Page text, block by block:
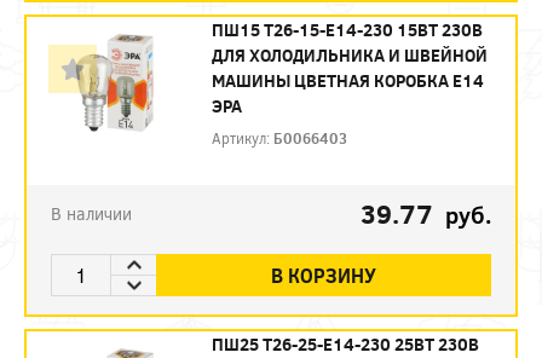
ПШ15 T26-15-E14-230 15ВТ 230В
ДЛЯ ХОЛОДИЛЬНИКА И ШВЕЙНОЙ
МАШИНЫ ЦВЕТНАЯ КОРОБКА Е14
ЭРА
Артикул: Б0066403
В наличии 39.77 руб.
В КОРЗИНУ
ПШ25 T26-25-E14-230 25ВТ 230В